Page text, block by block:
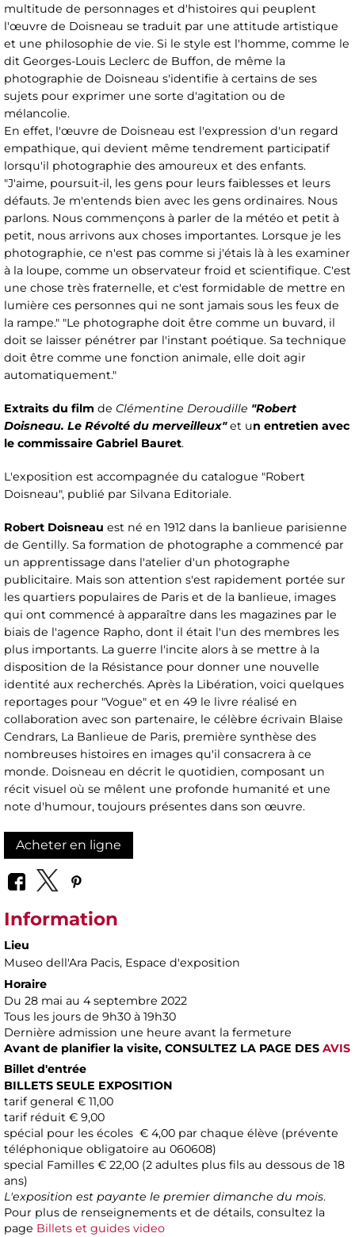
multitude de personnages et d'histoires qui peuplent
l'œuvre de Doisneau se traduit par une attitude artistique
et une philosophie de vie. Si le style est l'homme, comme le
dit Georges-Louis Leclerc de Buffon, de même la
photographie de Doisneau s'identifie à certains de ses
sujets pour exprimer une sorte d'agitation ou de
mélancolie.
En effet, l'œuvre de Doisneau est l'expression d'un regard
empathique, qui devient même tendrement participatif
lorsqu'il photographie des amoureux et des enfants.
"J'aime, poursuit-il, les gens pour leurs faiblesses et leurs
défauts. Je m'entends bien avec les gens ordinaires. Nous
parlons. Nous commençons à parler de la météo et petit à
petit, nous arrivons aux choses importantes. Lorsque je les
photographie, ce n'est pas comme si j'étais là à les examiner
à la loupe, comme un observateur froid et scientifique. C'est
une chose très fraternelle, et c'est formidable de mettre en
lumière ces personnes qui ne sont jamais sous les feux de
la rampe." "Le photographe doit être comme un buvard, il
doit se laisser pénétrer par l'instant poétique. Sa technique
doit être comme une fonction animale, elle doit agir
automatiquement."
Extraits du film de Clémentine Deroudille "Robert
Doisneau. Le Révolté du merveilleux"et un entretien avec
le commissaire Gabriel Bauret.
L'exposition est accompagnée du catalogue "Robert
Doisneau", publié par Silvana Editoriale.
Robert Doisneau est né en 1912 dans la banlieue parisienne
de Gentilly. Sa formation de photographe a commencé par
un apprentissage dans l'atelier d'un photographe
publicitaire. Mais son attention s'est rapidement portée sur
les quartiers populaires de Paris et de la banlieue, images
qui ont commencé à apparaître dans les magazines par le
biais de l'agence Rapho, dont il était l'un des membres les
plus importants. La guerre l'incite alors à se mettre à la
disposition de la Résistance pour donner une nouvelle
identité aux recherchés. Après la Libération, voici quelques
reportages pour "Vogue" et en 49 le livre réalisé en
collaboration avec son partenaire, le célèbre écrivain Blaise
Cendrars, La Banlieue de Paris, première synthèse des
nombreuses histoires en images qu'il consacrera à ce
monde. Doisneau en décrit le quotidien, composant un
récit visuel où se mêlent une profonde humanité et une
note d'humour, toujours présentes dans son œuvre.
Acheter en ligne
Information
Lieu
Museo dell'Ara Pacis, Espace d'exposition
Horaire
Du 28 mai au 4 septembre 2022
Tous les jours de 9h30 à 19h30
Dernière admission une heure avant la fermeture
Avant de planifier la visite, CONSULTEZ LA PAGE DES AVIS
Billet d'entrée
BILLETS SEULE EXPOSITION
tarif general € 11,00
tarif réduit € 9,00
spécial pour les écoles € 4,00 par chaque élève (prévente
téléphonique obligatoire au 060608)
special Familles € 22,00 (2 adultes plus fils au dessous de 18
ans)
L'exposition est payante le premier dimanche du mois.
Pour plus de renseignements et de détails, consultez la
page Billets et guides video